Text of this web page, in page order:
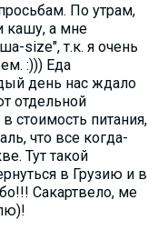
По утрам,
кашу, а мне
size", т.к. я очень
:))) Еда
день нас ждало
отдельной
стоимость питания,
что все когда-
Тут такой
в Грузию и в
Сакартвело, ме